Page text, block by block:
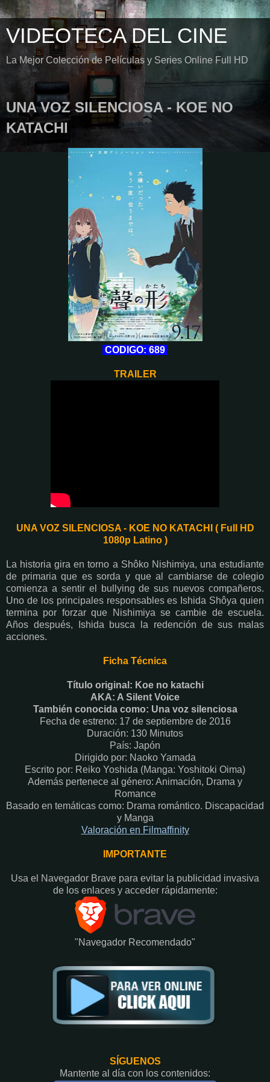
VIDEOTECA DEL CINE
La Mejor Colección de Películas y Series Online Full HD
UNA VOZ SILENCIOSA - KOE NO
KATACHI
CODIGO: 689
TRAILER
UNA VOZ SILENCIOSA - KOE NO KATACHI ( Full HD
1080p Latino )
La historia gira en torno a Shôko Nishimiya, una estudiante
de primaria que es sorda y que al cambiarse de colegio
comienza a sentir el bullying de sus nuevos compañeros.
Uno de los principales responsables es Ishida Shôya quien
termina por forzar que Nishimiya se cambie de escuela.
Años después, Ishida busca la redención de sus malas
acciones.
Ficha Técnica
Título original: Koe no katachi
AKA: A Silent Voice
También conocida como: Una voz silenciosa
Fecha de estreno: 17 de septiembre de 2016
Duración: 130 Minutos
País: Japón
Dirigido por: Naoko Yamada
Escrito por: Reiko Yoshida (Manga: Yoshitoki Oima)
Además pertenece al género: Animación, Drama y
Romance
Basado en temáticas como: Drama romántico. Discapacidad
y Manga
Valoración en Fi lmaffinity
IMPORTANTE
Usa el Navegador Brave para evitar la publicidad invasiva
de los enlaces y acceder rápidamente:​
"Navegador Recomendado"
SÍGUENOS
Mantente al día con los contenidos: